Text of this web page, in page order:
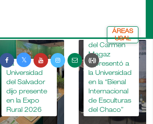
ÁREAS
USAL
La
Universidad
del Salvador
dijo presente
en la Expo
Rural 2026
La Dra. María
del Carmen
Magaz
representó a
la Universidad
en la “Bienal
Internacional
de Esculturas
del Chaco”